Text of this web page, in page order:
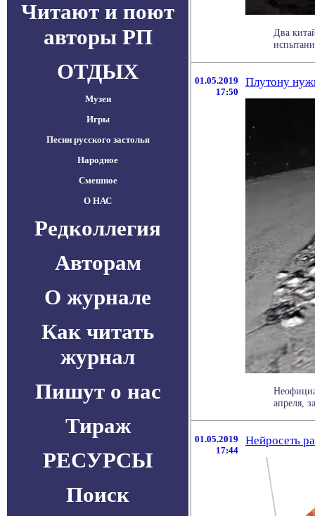
Читают и поют
авторы РП
ОТДЫХ
Музеи
Игры
Песни русского застолья
Народное
Смешное
О НАС
Редколлегия
Авторам
О журнале
Как читать
журнал
Пишут о нас
Тираж
РЕСУРСЫ
Поиск
Два
01.05.2019
17:50
Плутону
апреля,
01.05.2019
17:44
Нейросеть